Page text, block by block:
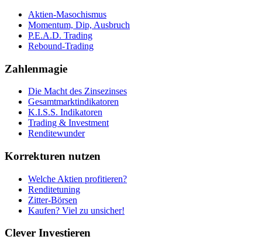
Aktien-Masochismus
Momentum, Dip, Ausbruch
P.E.A.D. Trading
Rebound-Trading
Zahlenmagie
Die Macht des Zinsezinses
Gesamtmarktindikatoren
K.I.S.S. Indikatoren
Trading & Investment
Renditewunder
Korrekturen nutzen
Welche Aktien profitieren?
Renditetuning
Zitter-Börsen
Kaufen? Viel zu unsicher!
Clever Investieren